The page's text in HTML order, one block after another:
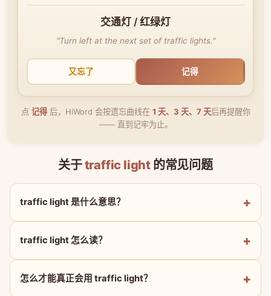
交通灯 / 红绿灯
"Turn left at the next set of traffic lights."
又忘了 记得
点 记得后，HiWord 会按遗忘曲线在 1 天、3 天、7 天后再提醒你
—— 直到记牢为止。
关于traffic light 的常见问题
traffic light 是什么意思？
traffic light 怎么读？
怎么才能真正会用 traffic light？